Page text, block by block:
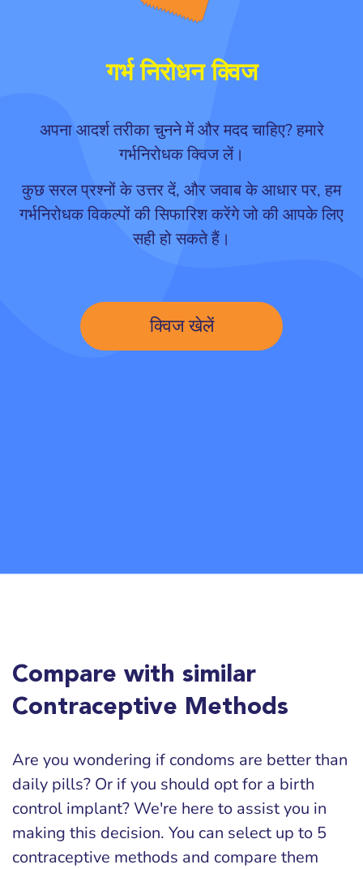
गर्भ निरोधन क्विज
अपना आदर्श तरीका चुनने में और मदद चाहिए? हमारे
गर्भनिरोधक क्विज लें।
कुछ सरल प्रश्नों के उत्तर दें, और जवाब के आधार पर, हम
गर्भनिरोधक विकल्पों की सिफारिश करेंगे जो की आपके लिए
सही हो सकते हैं।
क्विज खेलें
Compare with similar
Contraceptive Methods
Are you wondering if condoms are better than
daily pills? Or if you should opt for a birth
control implant? We're here to assist you in
making this decision. You can select up to 5
contraceptive methods and compare them